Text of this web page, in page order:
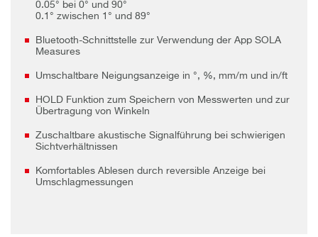
0.05° bei 0° und 90°
0.1° zwischen 1° und 89°
Bluetooth-Schnittstelle zur Verwendung der App SOLA
Measures
Umschaltbare Neigungsanzeige in °, %, mm/m und in/ft
HOLD Funktion zum Speichern von Messwerten und zur
Übertragung von Winkeln
Zuschaltbare akustische Signalführung bei schwierigen
Sichtverhältnissen
Komfortables Ablesen durch reversible Anzeige bei
Umschlagmessungen